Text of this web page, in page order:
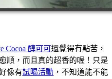
Cocoa 醇可可還覺得有點苦，
順，而且真的超香的喔！只是
像有試喝活動 ，不知道能不能